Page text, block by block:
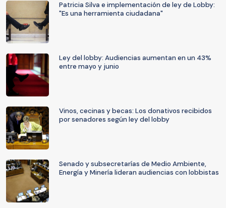
Patricia Silva e implementación de ley de Lobby:
"Es una herramienta ciudadana"
Ley del lobby: Audiencias aumentan en un 43%
entre mayo y junio
Vinos, cecinas y becas: Los donativos recibidos
por senadores según ley del lobby
Senado y subsecretarías de Medio Ambiente,
Energía y Minería lideran audiencias con lobbistas